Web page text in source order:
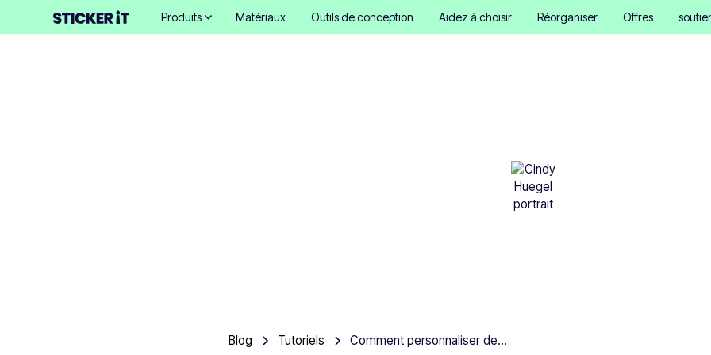
Produits Matériaux Outils de conception Aidez à choisir Réorganiser Offres
Blog Tutoriels Comment personnaliser des aimants pour réfrigérateur